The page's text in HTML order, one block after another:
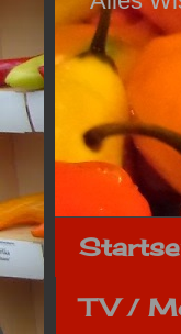
TV /